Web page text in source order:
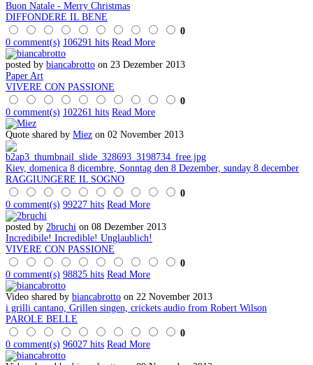
Buon Natale - Merry Christmas
DIFFONDERE IL BENE
0
0 comment(s) 106291 hits Read More
posted by biancabrotto on 23 Dezember 2013
Paper Art
VIVERE CON PASSIONE
0
0 comment(s) 102261 hits Read More
Quote shared by Miez on 02 November 2013
Kiev, domenica 8 dicembre, Sonntag den 8 Dezember, sunday 8 december
RAGGIUNGERE IL SOGNO
0
0 comment(s) 99227 hits Read More
posted by 2bruchi on 08 Dezember 2013
Incredibile! Incredible! Unglaublich!
VIVERE CON PASSIONE
0
0 comment(s) 98825 hits Read More
Video shared by biancabrotto on 22 November 2013
i grilli cantano, Grillen singen, crickets audio from Robert Wilson
PAROLE BELLE
0
0 comment(s) 96027 hits Read More